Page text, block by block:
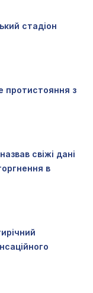
стадіон
протистояння з
свіжі дані
в